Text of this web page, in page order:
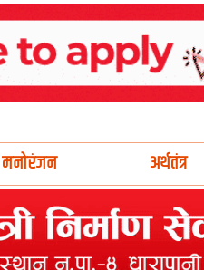
मनोरंजन अर्थतंत्र